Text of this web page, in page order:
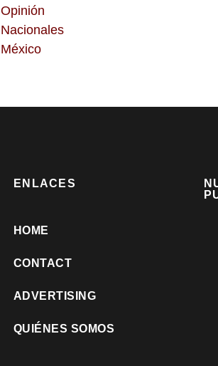
Opinión
Nacionales
México
ENLACES
HOME
CONTACT
ADVERTISING
QUIÉNES SOMOS